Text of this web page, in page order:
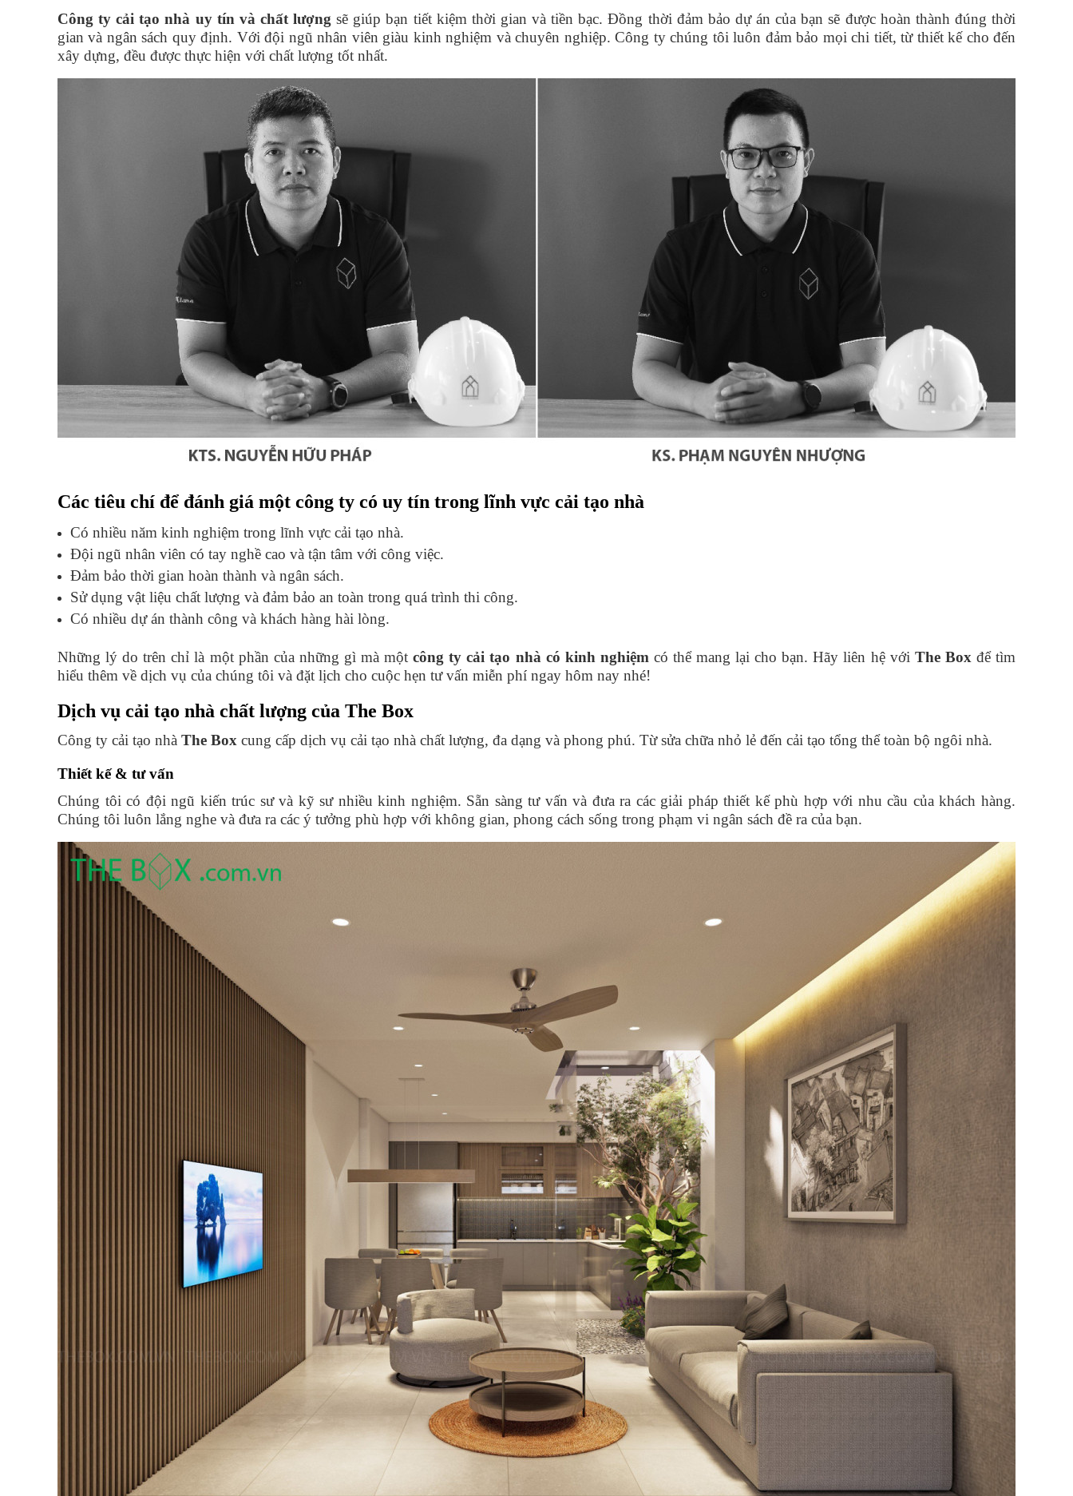
Công ty cải tạo nhà uy tín và chất lượng sẽ giúp bạn tiết kiệm thời gian và tiền bạc. Đồng thời đảm bảo dự án của bạn sẽ được hoàn thành đúng thời
gian và ngân sách quy định. Với đội ngũ nhân viên giàu kinh nghiệm và chuyên nghiệp. Công ty chúng tôi luôn đảm bảo mọi chi tiết, từ thiết kế cho đến
xây dựng, đều được thực hiện với chất lượng tốt nhất.
Các tiêu chí để đánh giá một công ty có uy tín trong lĩnh vực cải tạo nhà
Có nhiều năm kinh nghiệm trong lĩnh vực cải tạo nhà.
Đội ngũ nhân viên có tay nghề cao và tận tâm với công việc.
Đảm bảo thời gian hoàn thành và ngân sách.
Sử dụng vật liệu chất lượng và đảm bảo an toàn trong quá trình thi công.
Có nhiều dự án thành công và khách hàng hài lòng.
Những lý do trên chỉ là một phần của những gì mà mộtcông ty cải tạo nhà có kinh nghiệm có thể mang lại cho bạn. Hãy liên hệ với The Box để tìm
hiểu thêm về dịch vụ của chúng tôi và đặt lịch cho cuộc hẹn tư vấn miễn phí ngay hôm nay nhé!
Dịch vụ cải tạo nhà chất lượng của The Box
Công ty cải tạo nhà The Box cung cấp dịch vụ cải tạo nhà chất lượng, đa dạng và phong phú. Từ sửa chữa nhỏ lẻ đến cải tạo tổng thể toàn bộ ngôi nhà.
Thiết kế & tư vấn
Chúng tôi có đội ngũ kiến trúc sư và kỹ sư nhiều kinh nghiệm. Sẵn sàng tư vấn và đưa ra các giải pháp thiết kế phù hợp với nhu cầu của khách hàng.
Chúng tôi luôn lắng nghe và đưa ra các ý tưởng phù hợp với không gian, phong cách sống trong phạm vi ngân sách đề ra của bạn.